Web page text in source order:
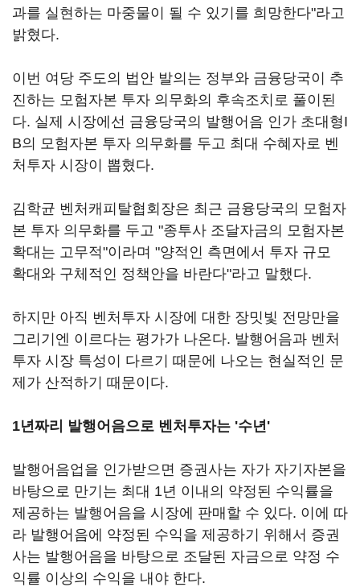
과를 실현하는 마중물이 될 수 있기를 희망한다"라고
밝혔다.
이번 여당 주도의 법안 발의는 정부와 금융당국이 추
진하는 모험자본 투자 의무화의 후속조치로 풀이된
다. 실제 시장에선 금융당국의 발행어음 인가 초대형I
B의 모험자본 투자 의무화를 두고 최대 수혜자로 벤
처투자 시장이 뽑혔다.
김학균 벤처캐피탈협회장은 최근 금융당국의 모험자
본 투자 의무화를 두고 "종투사 조달자금의 모험자본
확대는 고무적"이라며 "양적인 측면에서 투자 규모
확대와 구체적인 정책안을 바란다"라고 말했다.
하지만 아직 벤처투자 시장에 대한 장밋빛 전망만을
그리기엔 이르다는 평가가 나온다. 발행어음과 벤처
투자 시장 특성이 다르기 때문에 나오는 현실적인 문
제가 산적하기 때문이다.
1년짜리 발행어음으로 벤처투자는 '수년'
발행어음업을 인가받으면 증권사는 자가 자기자본을
바탕으로 만기는 최대 1년 이내의 약정된 수익률을
제공하는 발행어음을 시장에 판매할 수 있다. 이에 따
라 발행어음에 약정된 수익을 제공하기 위해서 증권
사는 발행어음을 바탕으로 조달된 자금으로 약정 수
익률 이상의 수익을 내야 한다.